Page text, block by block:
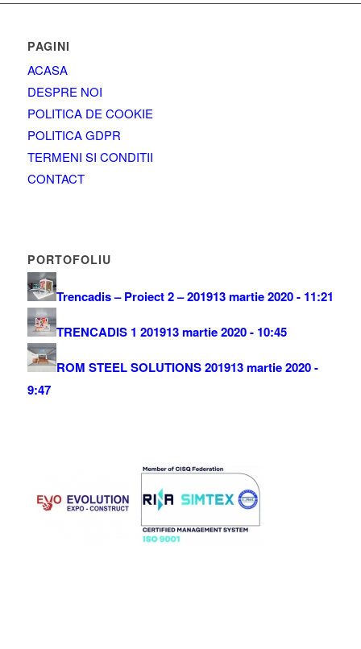
PAGINI
ACASA
DESPRE NOI
POLITICA DE COOKIE
POLITICA GDPR
TERMENI SI CONDITII
CONTACT
PORTOFOLIU
Trencadis – Proiect 2 – 201913 martie 2020 - 11:21
TRENCADIS 1 201913 martie 2020 - 10:45
ROM STEEL SOLUTIONS 201913 martie 2020 -
9:47